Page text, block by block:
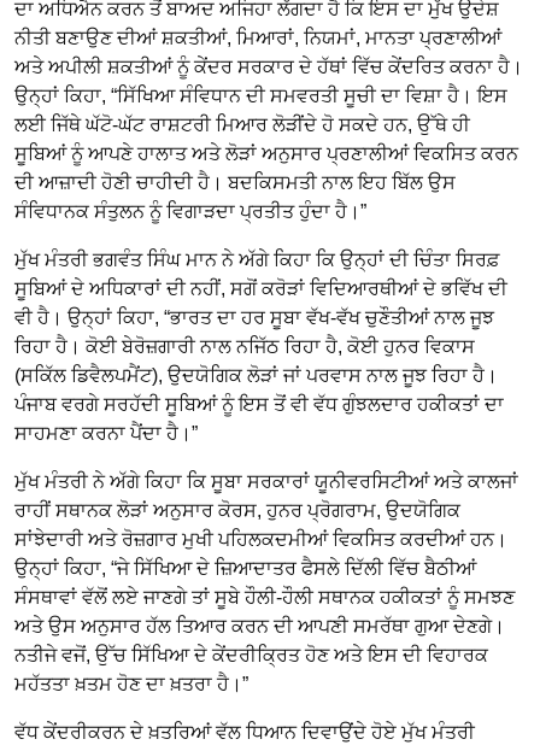
ਦਾ ਅਧਿਐਨ ਕਰਨ ਤੋਂ ਬਾਅਦ ਅਜਿਹਾ ਲੱਗਦਾ ਹੈ ਕਿ ਇਸ ਦਾ ਮੁੱਖ ਉਦੇਸ਼
ਨੀਤੀ ਬਣਾਉਣ ਦੀਆਂ ਸ਼ਕਤੀਆਂ, ਮਿਆਰਾਂ, ਨਿਯਮਾਂ, ਮਾਨਤਾ ਪ੍ਰਣਾਲੀਆਂ
ਅਤੇ ਅਪੀਲੀ ਸ਼ਕਤੀਆਂ ਨੂੰ ਕੇਂਦਰ ਸਰਕਾਰ ਦੇ ਹੱਥਾਂ ਵਿੱਚ ਕੇਂਦਰਿਤ ਕਰਨਾ ਹੈ।
ਉਨ੍ਹਾਂ ਕਿਹਾ, “ਸਿੱਖਿਆ ਸੰਵਿਧਾਨ ਦੀ ਸਮਵਰਤੀ ਸੂਚੀ ਦਾ ਵਿਸ਼ਾ ਹੈ। ਇਸ
ਲਈ ਜਿੱਥੇ ਘੱਟੋ-ਘੱਟ ਰਾਸ਼ਟਰੀ ਮਿਆਰ ਲੋੜੀਂਦੇ ਹੋ ਸਕਦੇ ਹਨ, ਉੱਥੇ ਹੀ
ਸੂਬਿਆਂ ਨੂੰ ਆਪਣੇ ਹਾਲਾਤ ਅਤੇ ਲੋੜਾਂ ਅਨੁਸਾਰ ਪ੍ਰਣਾਲੀਆਂ ਵਿਕਸਿਤ ਕਰਨ
ਦੀ ਆਜ਼ਾਦੀ ਹੋਣੀ ਚਾਹੀਦੀ ਹੈ। ਬਦਕਿਸਮਤੀ ਨਾਲ ਇਹ ਬਿੱਲ ਉਸ
ਸੰਵਿਧਾਨਕ ਸੰਤੁਲਨ ਨੂੰ ਵਿਗਾੜਦਾ ਪ੍ਰਤੀਤ ਹੁੰਦਾ ਹੈ।”
ਮੁੱਖ ਮੰਤਰੀ ਭਗਵੰਤ ਸਿੰਘ ਮਾਨ ਨੇ ਅੱਗੇ ਕਿਹਾ ਕਿ ਉਨ੍ਹਾਂ ਦੀ ਚਿੰਤਾ ਸਿਰਫ਼
ਸੂਬਿਆਂ ਦੇ ਅਧਿਕਾਰਾਂ ਦੀ ਨਹੀਂ, ਸਗੋਂ ਕਰੋੜਾਂ ਵਿਦਿਆਰਥੀਆਂ ਦੇ ਭਵਿੱਖ ਦੀ
ਵੀ ਹੈ। ਉਨ੍ਹਾਂ ਕਿਹਾ, “ਭਾਰਤ ਦਾ ਹਰ ਸੂਬਾ ਵੱਖ-ਵੱਖ ਚੁਣੌਤੀਆਂ ਨਾਲ ਜੂਝ
ਰਿਹਾ ਹੈ। ਕੋਈ ਬੇਰੋਜ਼ਗਾਰੀ ਨਾਲ ਨਜਿੱਠ ਰਿਹਾ ਹੈ, ਕੋਈ ਹੁਨਰ ਵਿਕਾਸ
(ਸਕਿੱਲ ਡਿਵੈਲਪਮੈਂਟ), ਉਦਯੋਗਿਕ ਲੋੜਾਂ ਜਾਂ ਪਰਵਾਸ ਨਾਲ ਜੂਝ ਰਿਹਾ ਹੈ।
ਪੰਜਾਬ ਵਰਗੇ ਸਰਹੱਦੀ ਸੂਬਿਆਂ ਨੂੰ ਇਸ ਤੋਂ ਵੀ ਵੱਧ ਗੁੰਝਲਦਾਰ ਹਕੀਕਤਾਂ ਦਾ
ਸਾਹਮਣਾ ਕਰਨਾ ਪੈਂਦਾ ਹੈ।”
ਮੁੱਖ ਮੰਤਰੀ ਨੇ ਅੱਗੇ ਕਿਹਾ ਕਿ ਸੂਬਾ ਸਰਕਾਰਾਂ ਯੂਨੀਵਰਸਿਟੀਆਂ ਅਤੇ ਕਾਲਜਾਂ
ਰਾਹੀਂ ਸਥਾਨਕ ਲੋੜਾਂ ਅਨੁਸਾਰ ਕੋਰਸ, ਹੁਨਰ ਪ੍ਰੋਗਰਾਮ, ਉਦਯੋਗਿਕ
ਸਾਂਝੇਦਾਰੀ ਅਤੇ ਰੋਜ਼ਗਾਰ ਮੁਖੀ ਪਹਿਲਕਦਮੀਆਂ ਵਿਕਸਿਤ ਕਰਦੀਆਂ ਹਨ।
ਉਨ੍ਹਾਂ ਕਿਹਾ, “ਜੇ ਸਿੱਖਿਆ ਦੇ ਜ਼ਿਆਦਾਤਰ ਫੈਸਲੇ ਦਿੱਲੀ ਵਿੱਚ ਬੈਠੀਆਂ
ਸੰਸਥਾਵਾਂ ਵੱਲੋਂ ਲਏ ਜਾਣਗੇ ਤਾਂ ਸੂਬੇ ਹੌਲੀ-ਹੌਲੀ ਸਥਾਨਕ ਹਕੀਕਤਾਂ ਨੂੰ ਸਮਝਣ
ਅਤੇ ਉਸ ਅਨੁਸਾਰ ਹੱਲ ਤਿਆਰ ਕਰਨ ਦੀ ਆਪਣੀ ਸਮਰੱਥਾ ਗੁਆ ਦੇਣਗੇ।
ਨਤੀਜੇ ਵਜੋਂ, ਉੱਚ ਸਿੱਖਿਆ ਦੇ ਕੇਂਦਰੀਕ੍ਰਿਤ ਹੋਣ ਅਤੇ ਇਸ ਦੀ ਵਿਹਾਰਕ
ਮਹੱਤਤਾ ਖ਼ਤਮ ਹੋਣ ਦਾ ਖ਼ਤਰਾ ਹੈ।”
ਵੱਧ ਕੇਂਦਰੀਕਰਨ ਦੇ ਖ਼ਤਰਿਆਂ ਵੱਲ ਧਿਆਨ ਦਿਵਾਉਂਦੇ ਹੋਏ ਮੁੱਖ ਮੰਤਰੀ